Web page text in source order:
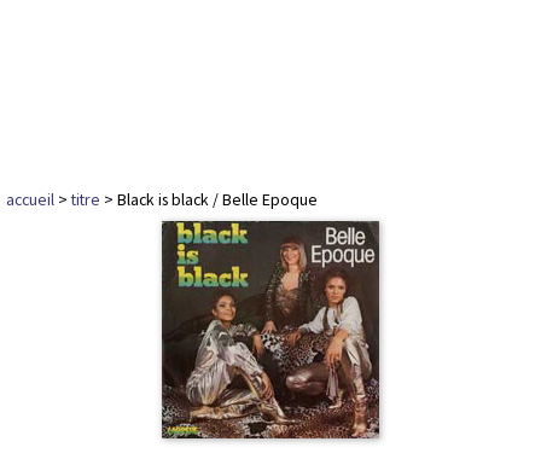
accueil >titre > Black is black / Belle Epoque